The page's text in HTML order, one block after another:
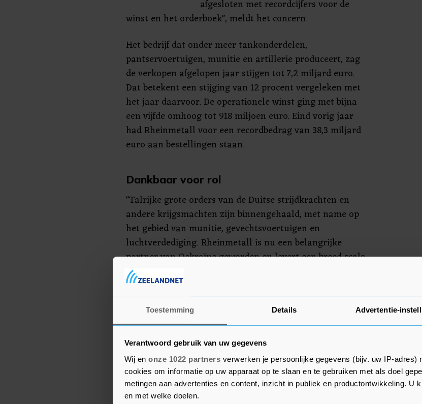
Toestemming Details Advertentie-
Verantwoord gebruik van uw gegevens
Wij en onze 1022 partners verwerken je persoonlijke gegevens (bijv. uw IP-adres)
cookies om informatie op uw apparaat op te slaan en te gebruiken met als doel
metingen aan advertenties en content, inzicht in publiek en productontwikkeling. U
en met welke doelen.
afgesloten met recordcijfers voor de
winst en het orderboek", meldt het concern.
Het bedrijf dat onder meer tankonderdelen,
pantservoertuigen, munitie en artillerie produceert, zag
de verkopen afgelopen jaar stijgen tot 7,2 miljard euro.
Dat betekent een stijging van 12 procent vergeleken met
het jaar daarvoor. De operationele winst ging met bijna
een vijfde omhoog tot 918 miljoen euro. Eind vorig jaar
had Rheinmetall voor een recordbedrag van 38,3 miljard
euro aan bestellingen staan.
Dankbaar voor rol
"Talrijke grote orders van de Duitse strijdkrachten en
andere krijgsmachten zijn binnengehaald, met name op
het gebied van munitie, gevechtsvoertuigen en
luchtverdediging. Rheinmetall is nu een belangrijke
partner van Oekraïne geworden en levert een breed scala
aan producten, waaronder tactische voertuigen, munitie
voor luchtafweertanks en mobiele veldhospitalen", staat
in een verklaring.
Rheinmetall zegt verder dankbaar te zijn om een
belangrijke rol te spelen bij het versterken van Duitsland
zodat het land zichzelf beter kan verdedigen. "We sparen
kosten noch moeite om deze taak van nationaal belang
te vervullen. We investeren massaal, bouwen nieuwe
fabrieken en breiden ons personeelsbestand aanzienlijk